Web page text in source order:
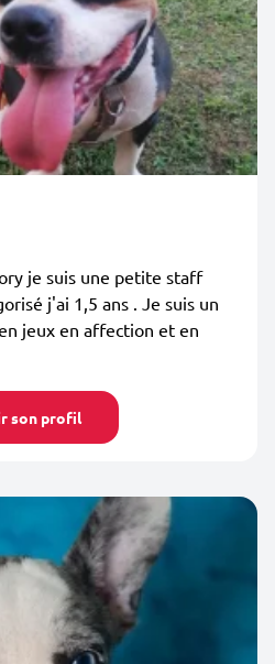
je suis une petite staff
j'ai 1,5 ans . Je suis un
jeux en affection et en
son profil